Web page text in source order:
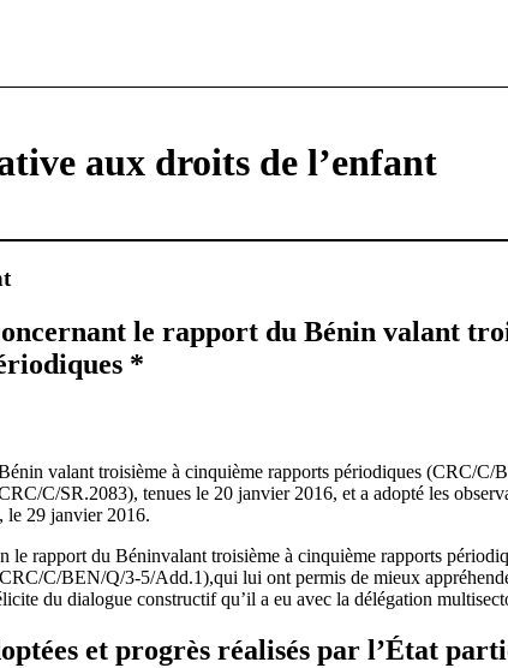
aux droits de l’enfant
le rapport du Bénin valant
*
valant troisième à cinquième rapports périodiques (CRC/C/
C/SR.2083), tenues le 20 janvier 2016, et a adopté les
le 29 janvier 2016.
le rapport du Béninvalant troisième à cinquième rapports
C/BEN/Q/3-5/Add.1),qui lui ont permis de mieux
du dialogue constructif qu’il a eu avec la délégation
et progrès réalisés par l’État